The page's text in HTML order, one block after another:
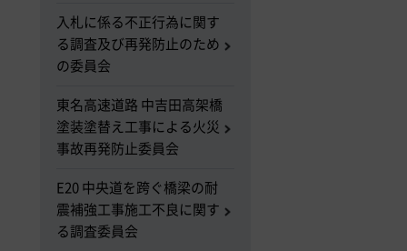
入札に係る不正行為に関す
る調査及び再発防止のため
の委員会
東名高速道路 中吉田高架橋
塗装塗替え工事による火災
事故再発防止委員会
E20 中央道を跨ぐ橋梁の耐
震補強工事施工不良に関す
る調査委員会